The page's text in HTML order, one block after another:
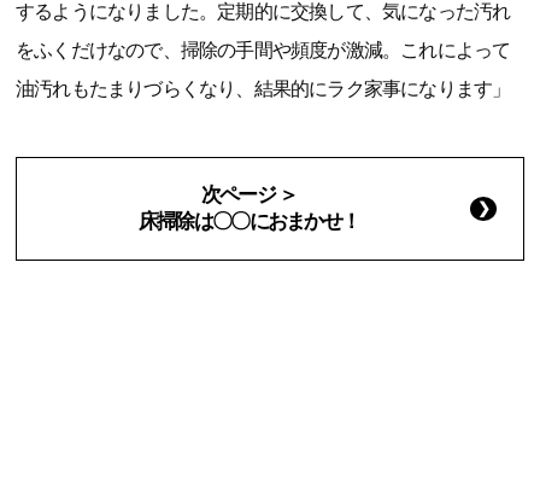
するようになりました。定期的に交換して、気になった汚れ
をふくだけなので、掃除の手間や頻度が激減。これによって
油汚れもたまりづらくなり、結果的にラク家事になります」
次ページ ＞
床掃除は〇〇におまかせ！